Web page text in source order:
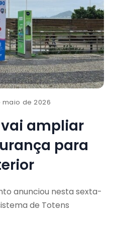
maio de 2026
vai ampliar
para
anunciou nesta sexta-
de Totens